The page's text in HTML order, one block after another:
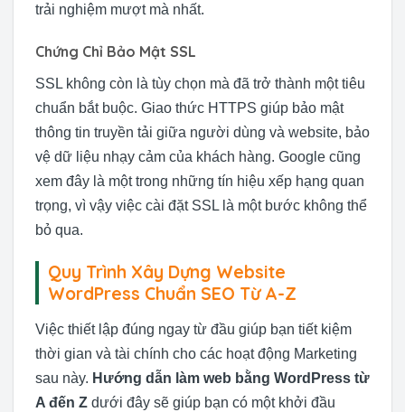
trải nghiệm mượt mà nhất.
Chứng Chỉ Bảo Mật SSL
SSL không còn là tùy chọn mà đã trở thành một tiêu
chuẩn bắt buộc. Giao thức HTTPS giúp bảo mật
thông tin truyền tải giữa người dùng và website, bảo
vệ dữ liệu nhạy cảm của khách hàng. Google cũng
xem đây là một trong những tín hiệu xếp hạng quan
trọng, vì vậy việc cài đặt SSL là một bước không thể
bỏ qua.
Quy Trình Xây Dựng Website
WordPress Chuẩn SEO Từ A-Z
Việc thiết lập đúng ngay từ đầu giúp bạn tiết kiệm
thời gian và tài chính cho các hoạt động Marketing
sau này. Hướng dẫn làm web bằng WordPress từ
A đến Z dưới đây sẽ giúp bạn có một khởi đầu